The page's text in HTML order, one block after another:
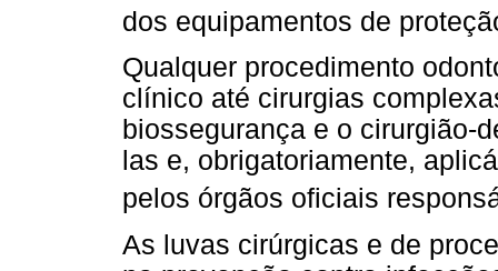
dos equipamentos de
Qualquer procedimento
clínico até cirurgias
biossegurança e o cirurgião-
las e, obrigatoriamente,
pelos órgãos oficiais
As luvas cirúrgicas e de